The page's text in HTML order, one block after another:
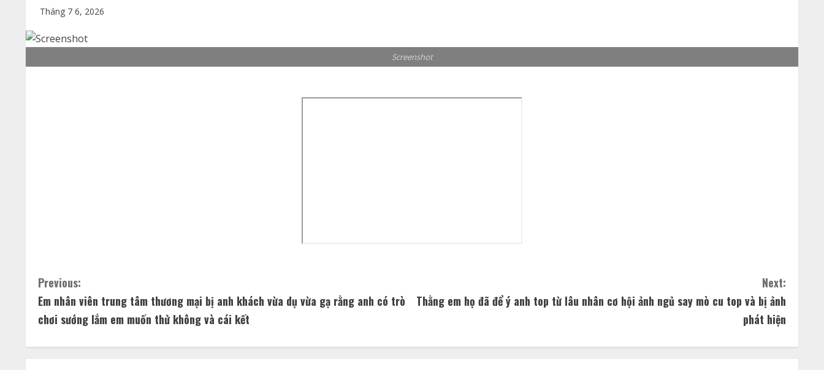
Tháng 7 6, 2026
Screenshot
C
o
Previous:
Em nhân viên trung tâm thương mại bị anh khách vừa dụ vừa gạ rằng anh có trò
chơi sướng lắm em muốn thử không và cái kết
Next:
Thằng em họ đã để ý anh top từ lâu nhân cơ hội ảnh ngủ say mò cu top và bị ảnh
phát hiện